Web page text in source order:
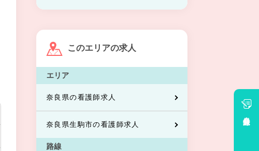
このエリアの求人
エリア
奈良県の看護師求人
奈良県生駒市の看護師求人
路線